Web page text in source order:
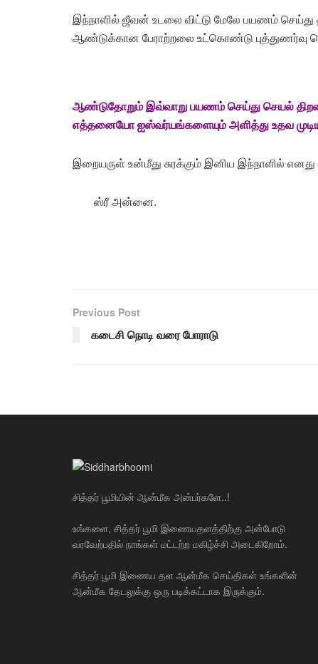
இந்நாளில் ஜீவன் உடலை விட்டு மேலே பயணம்
ஆண்டுக்கான பேராற்றலை உட்கொண்டு புத்துணர்வு
ஆண்டுதோறும் இவ்வாறு பயணம் செய்து செயல்
எத்தனையோ ஐஸ்வர்யங்களையும் அளித்து உதவ
இறையருள் உன்மீது சுரக்கும் இனிய இந்நாளில்
ஸ்ரீ அன்னை.
Previous Post
கடைசி நொடி வரை போராடு
சித்தர் பூமியின் ஆன்மீக அன்பர்களே..!
உங்களை, சித்தர் பூமி இணையதளத்திற்கு அன்போடு
வரவேற்பதில் நாங்கள் மட்டற்ற மகிழ்ச்சி அடைகிறோம்.
சித்தர் பூமி இணைய தள ஆன்மீக செய்திகள் உங்களின்
ஆன்மீக தேடலுக்கு ஒரு படிக்கட்டாக இருக்கும்.